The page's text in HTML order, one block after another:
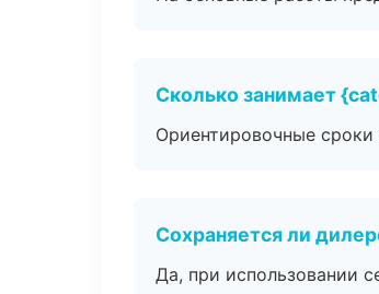
Сколько занимает
Ориентировочные
Сохраняется ли
Да, при использовании